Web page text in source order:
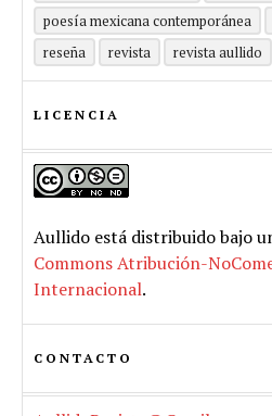
poesía mexicana contemporánea
reseña
revista revista aullido
LICENCIA
Aullido está distribuido bajo
Commons Atribución-
Internacional.
CONTACTO